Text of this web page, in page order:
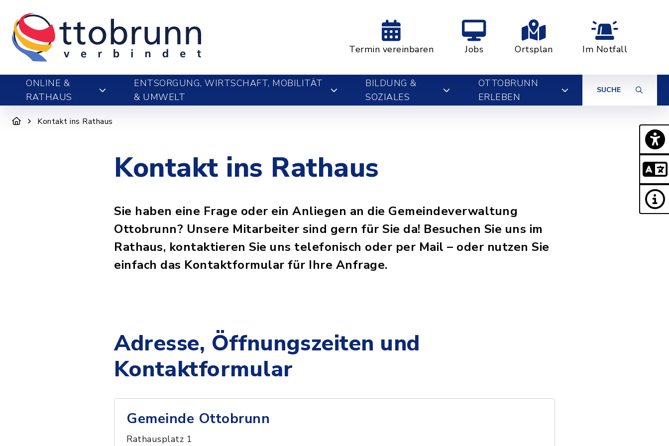
Termin vereinbaren Jobs Ortsplan Im Notfall
ONLINE &
RATHAUS
ENTSORGUNG, WIRTSCHAFT, MOBILITÄT
& UMWELT
BILDUNG &
SOZIALES
OTTOBRUNN
ERLEBEN
SUCHE
Kontakt ins Rathaus
Kontakt ins Rathaus
Sie haben eine Frage oder ein Anliegen an die Gemeindeverwaltung
Ottobrunn? Unsere Mitarbeiter sind gern für Sie da! Besuchen Sie uns im
Rathaus, kontaktieren Sie uns telefonisch oder per Mail – oder nutzen Sie
einfach das Kontaktformular für Ihre Anfrage.
Adresse, Öffnungszeiten und
Kontaktformular
Gemeinde Ottobrunn
Rathausplatz 1